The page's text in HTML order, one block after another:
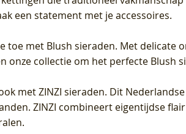
een statement met je accessoires.
toe met Blush sieraden. Met
collectie om het perfecte Blush
met ZINZI sieraden. Dit
ZINZI combineert eigentijdse